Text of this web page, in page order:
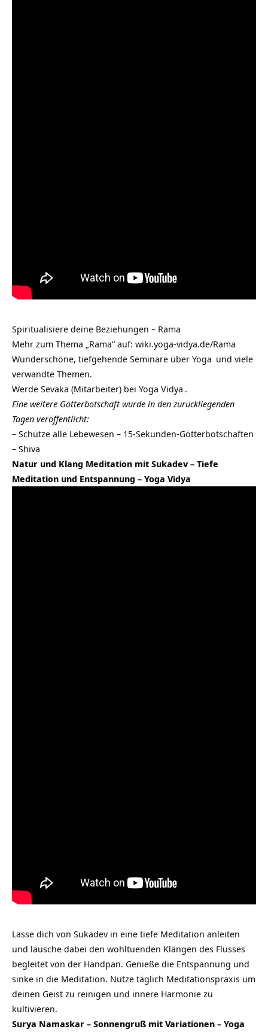
Spiritualisiere deine Beziehungen – Rama
Mehr zum Thema „Rama“ auf: wiki.yoga-vidya.de/Rama
Wunderschöne, tiefgehende Seminare über Yoga und viele
verwandte Themen.
Werde Sevaka (Mitarbeiter) bei Yoga Vidya .
Eine weitere Götterbotschaft wurde in den zurückliegenden
Tagen veröffentlicht:
– Schütze alle Lebewesen – 15-Sekunden-Götterbotschaften
– Shiva
Natur und Klang Meditation mit Sukadev – Tiefe
Meditation und Entspannung – Yoga Vidya
Lasse dich von Sukadev in eine tiefe Meditation anleiten
und lausche dabei den wohltuenden Klängen des Flusses
begleitet von der Handpan. Genieße die Entspannung und
sinke in die Meditation. Nutze täglich Meditationspraxis um
deinen Geist zu reinigen und innere Harmonie zu
kultivieren.
Surya Namaskar – Sonnengruß mit Variationen – Yoga